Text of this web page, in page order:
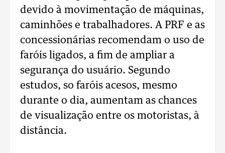
devido à movimentação de máquinas,
caminhões e trabalhadores. A PRF e as
concessionárias recomendam o uso de
faróis ligados, a fim de ampliar a
segurança do usuário. Segundo
estudos, so faróis acesos, mesmo
durante o dia, aumentam as chances
de visualização entre os motoristas, à
distância.